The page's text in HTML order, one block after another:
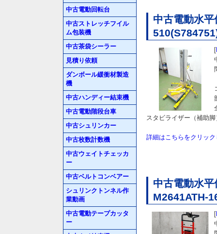
中古電動回転台
中古ストレッチフイル
ム包装機
中古茶袋シーラー
見積り依頼
ダンボール緩衝材製造
機
中古ハンディー結束機
中古電動階段台車
中古シュリンカー
中古枚数計数機
中古ウェイトチェッカ
ー
中古ベルトコンベアー
シュリンクトンネル作
業動画
中古電動テープカッタ
ー
中古電動水
[
スタビライザー（補助
詳細はこちらをクリッ
中古電動水
M2641ATH-
[